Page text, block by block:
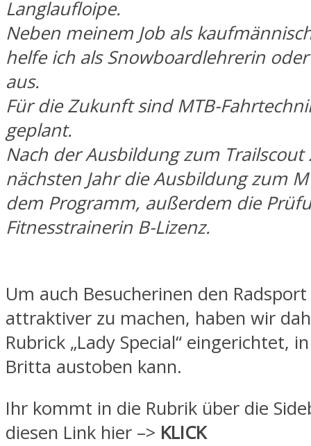
Langlaufloipe.
Neben meinem Job als
helfe ich als Snowboardlehrerin
aus.
Für die Zukunft sind MTB-
geplant.
Nach der Ausbildung zum
nächsten Jahr die Ausbildung zum
dem Programm, außerdem die
Fitnesstrainerin B-Lizenz.
Um auch Besucherinen den
attraktiver zu machen, haben wir
Rubrick „Lady Special“ eingerichtet,
Britta austoben kann.
Ihr kommt in die Rubrik über die
diesen Link hier –> KLICK